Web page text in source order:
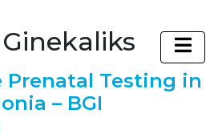
Ginekaliks
Prenatal Testing in
– BGI